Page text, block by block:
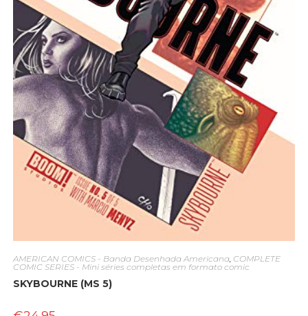
AMERICAN COMICS - Banda Desenhada Americana, COMPLETE
COMIC SERIES - Mini séries completas em formato comic
SKYBOURNE (MS 5)